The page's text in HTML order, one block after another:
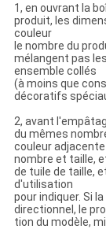
1, en ouvrant la
produit, les
couleur
le nombre du
mélangent pas
ensemble collés
(à moins que
décoratifs
2, avant
du mêmes
couleur adjacente
nombre et taille,
de tuile de taille,
d'utilisation
pour indiquer. Si
directionnel, le
tion du modèle,